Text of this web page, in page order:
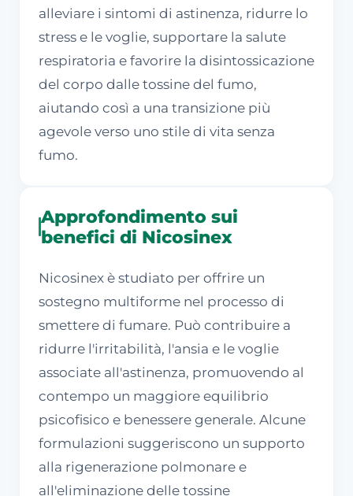
alleviare i sintomi di astinenza, ridurre lo
stress e le voglie, supportare la salute
respiratoria e favorire la disintossicazione
del corpo dalle tossine del fumo,
aiutando così a una transizione più
agevole verso uno stile di vita senza
fumo.
Approfondimento sui
benefici di Nicosinex
Nicosinex è studiato per offrire un
sostegno multiforme nel processo di
smettere di fumare. Può contribuire a
ridurre l'irritabilità, l'ansia e le voglie
associate all'astinenza, promuovendo al
contempo un maggiore equilibrio
psicofisico e benessere generale. Alcune
formulazioni suggeriscono un supporto
alla rigenerazione polmonare e
all'eliminazione delle tossine